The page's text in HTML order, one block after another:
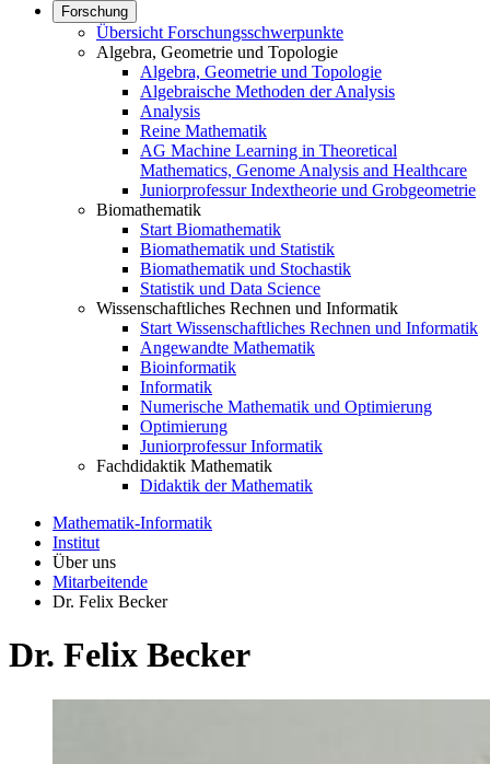
Forschung
Übersicht Forschungsschwerpunkte
Algebra, Geometrie und Topologie
Algebra, Geometrie und Topologie
Algebraische Methoden der Analysis
Analysis
Reine Mathematik
AG Machine Learning in Theoretical
Mathematics, Genome Analysis and Healthcare
Juniorprofessur Indextheorie und Grobgeometrie
Biomathematik
Start Biomathematik
Biomathematik und Statistik
Biomathematik und Stochastik
Statistik und Data Science
Wissenschaftliches Rechnen und Informatik
Start Wissenschaftliches Rechnen und Informatik
Angewandte Mathematik
Bioinformatik
Informatik
Numerische Mathematik und Optimierung
Optimierung
Juniorprofessur Informatik
Fachdidaktik Mathematik
Didaktik der Mathematik
Mathematik-Informatik
Institut
Über uns
Mitarbeitende
Dr. Felix Becker
Dr. Felix Becker